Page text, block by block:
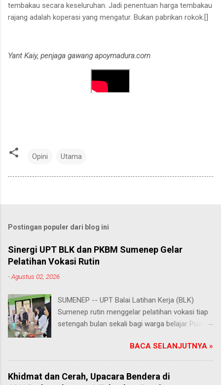
tembakau secara keseluruhan. Jadi penentuan harga tembakau
rajang adalah koperasi yang mengatur. Bukan pabrikan rokok.[]
Yant Kaiy, penjaga gawang apoymadura.com
Opini Utama
Postingan populer dari blog ini
Sinergi UPT BLK dan PKBM Sumenep Gelar
Pelatihan Vokasi Rutin
-Agustus 02, 2026
SUMENEP -- UPT Balai Latihan Kerja (BLK)
Sumenep rutin menggelar pelatihan vokasi tiap
setengah bulan sekali bagi warga belajar Pusat
Kabupaten Sumenep. Ahad (2/8/2026).
Program ini menawarkan berbagai pilihan
keterampilan, mulai dari pembuatan roti dan kue
hingga kejuruan lainnya yang bebas dipilih
BACA SELANJUTNYA »
Khidmat dan Cerah, Upacara Bendera di